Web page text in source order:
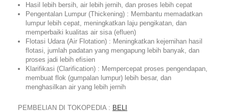
Hasil lebih bersih, air lebih jernih, dan proses lebih cepat
Pengentalan Lumpur (Thickening) : Membantu memadatkan
lumpur lebih cepat, meningkatkan laju pengikatan, dan
memperbaiki kualitas air sisa (efluen)
Flotasi Udara (Air Flotation) : Meningkatkan kejernihan hasil
flotasi, jumlah padatan yang mengapung lebih banyak, dan
proses jadi lebih efisien
Klarifikasi (Clarification) : Mempercepat proses pengendapan,
membuat flok (gumpalan lumpur) lebih besar, dan
menghasilkan air yang lebih jernih
PEMBELIAN DI TOKOPEDIA : BELI